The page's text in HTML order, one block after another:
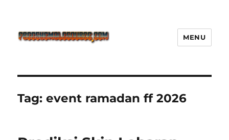
Defense Main Game Ini Pasti
Ketagihan!
MENU
Tag:event ramadan ff 2026